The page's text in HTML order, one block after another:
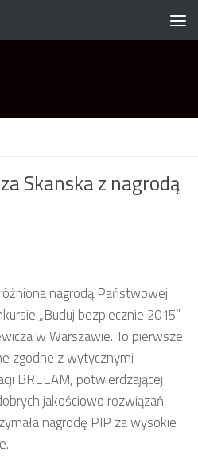
Skanska z nagrodą
nagrodą Państwowej
„Buduj bezpiecznie 2015”
w Warszawie. To pierwsze
zgodne z wytycznymi
BREEAM, potwierdzającej
jakościowo rozwiązań.
nagrodę PIP za wysokie